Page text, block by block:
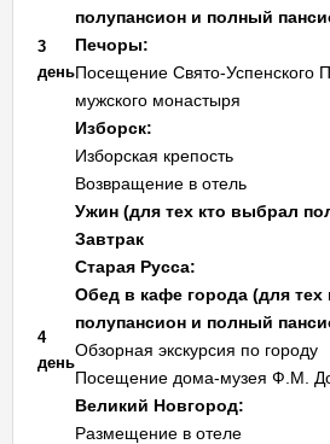
3
день
полупансион и полный
Печоры:
Посещение Свято-Успенского
мужского монастыря
Изборск:
Изборская крепость
Возвращение в отель
Ужин (для тех кто выбрал
4
день
Завтрак
Старая Русса:
Обед в кафе города (для тех
полупансион и полный
Обзорная экскурсия по городу
Посещение дома-музея Ф.М.
Великий Новгород:
Размещение в отеле